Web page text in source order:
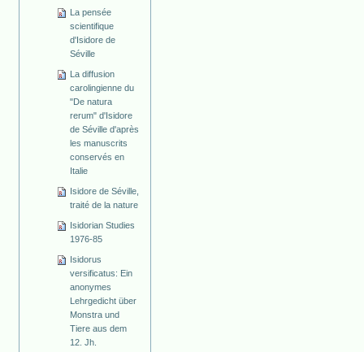
La pensée
scientifique
d'Isidore de
Séville
La diffusion
carolingienne du
"De natura
rerum" d'Isidore
de Séville d'après
les manuscrits
conservés en
Italie
Isidore de Séville,
traité de la nature
Isidorian Studies
1976-85
Isidorus
versificatus: Ein
anonymes
Lehrgedicht über
Monstra und
Tiere aus dem
12. Jh.